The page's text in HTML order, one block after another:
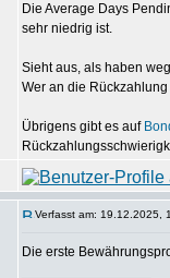
Die Average Days
sehr niedrig ist.
Sieht aus, als haben
Wer an die
Übrigens gibt es auf
Verfasst am: 19.12.2025,
Die erste